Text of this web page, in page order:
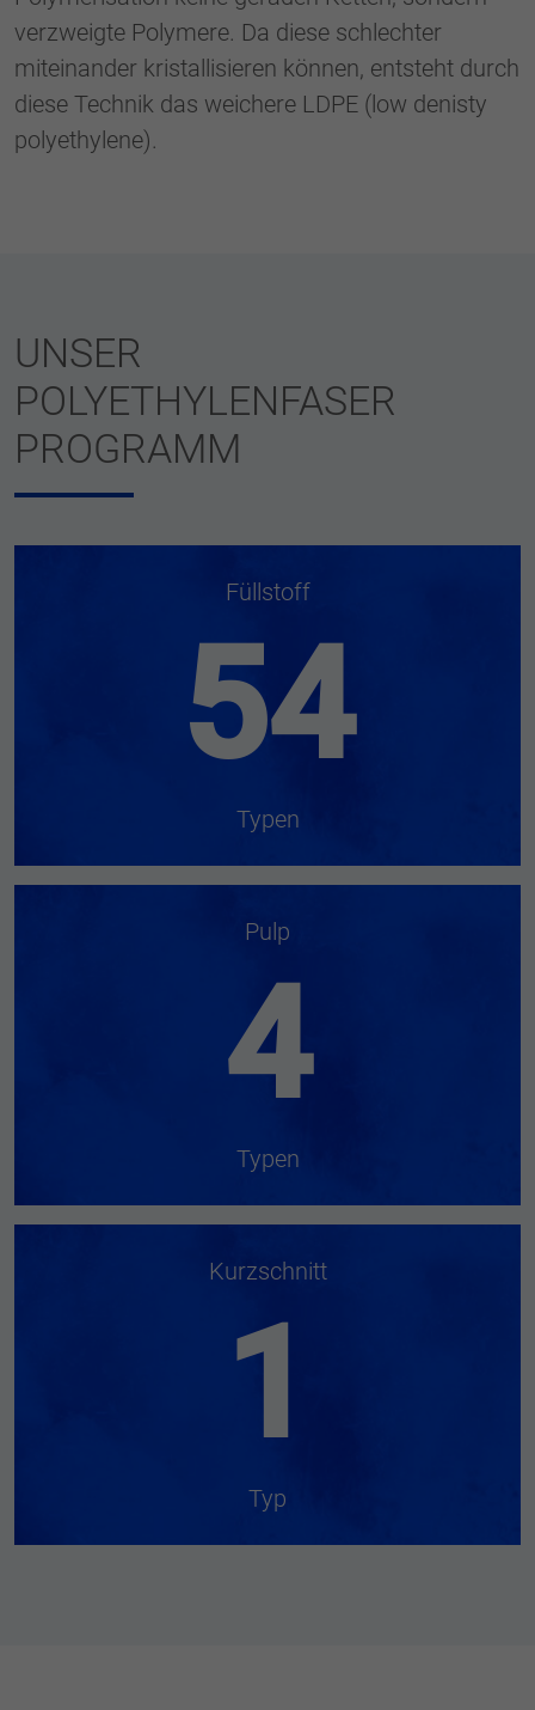
verzweigte Polymere. Da diese schlechter
miteinander kristallisieren können, entsteht durch
diese Technik das weichere LDPE (low denisty
polyethylene).
UNSER
POLYETHYLENFASER
PROGRAMM
Füllstoff
54
Typen
Pulp
4
Typen
Kurzschnitt
1
Typ